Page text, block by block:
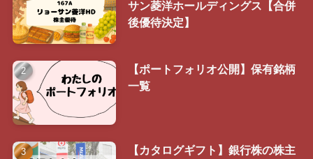
サン菱洋ホールディングス【合併
後優待決定】
【ポートフォリオ公開】保有銘柄
一覧
【カタログギフト】銀行株の株主